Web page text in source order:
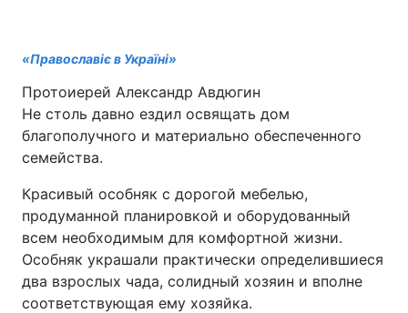
«Православіє в Україні»
Протоиерей Александр Авдюгин
Не столь давно ездил освящать дом
благополучного и материально обеспеченного
семейства.
Красивый особняк с дорогой мебелью,
продуманной планировкой и оборудованный
всем необходимым для комфортной жизни.
Особняк украшали практически определившиеся
два взрослых чада, солидный хозяин и вполне
соответствующая ему хозяйка.